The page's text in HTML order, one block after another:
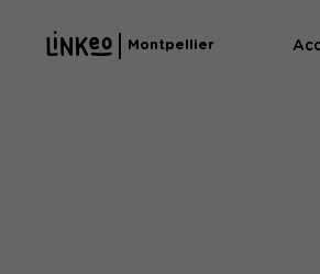
Montpellier